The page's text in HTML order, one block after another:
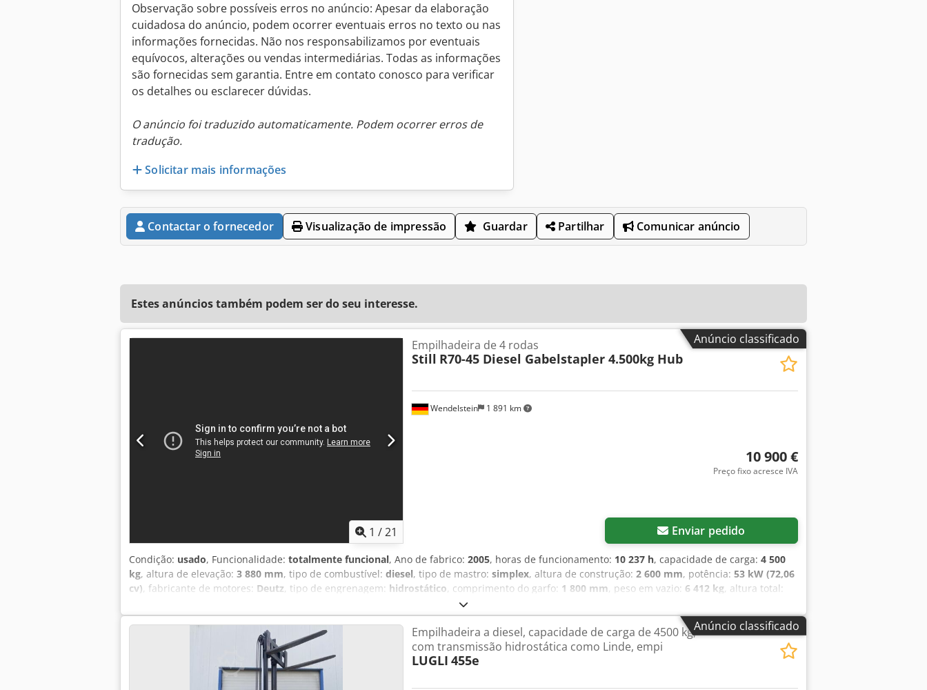
Observação sobre possíveis erros no anúncio: Apesar da elaboração
cuidadosa do anúncio, podem ocorrer eventuais erros no texto ou nas
informações fornecidas. Não nos responsabilizamos por eventuais
equívocos, alterações ou vendas intermediárias. Todas as informações
são fornecidas sem garantia. Entre em contato conosco para verificar
os detalhes ou esclarecer dúvidas.
O anúncio foi traduzido automaticamente. Podem ocorrer erros de
tradução.
Solicitar mais informações
Contactar o fornecedor Visualização de impressão Guardar Partilhar Comunicar anúncio
Estes anúncios também podem ser do seu interesse.
Anúncio classificado
1 /21
Wendelstein 1 891 km
Empilhadeira de 4 rodas
Still R70-45 Diesel Gabelstapler 4.500kg Hub
10 900 €
Preço fixo acresce IVA
Enviar pedido
Condição: usado, Funcionalidade: totalmente funcional, Ano de fabrico: 2005, horas de funcionamento: 10 237 h, capacidade de carga: 4 500
kg, altura de elevação: 3 880 mm, tipo de combustível: diesel, tipo de mastro: simplex, altura de construção: 2 600 mm, potência: 53 kW (72,06
cv), fabricante de motores: Deutz, tipo de engrenagem: hidrostático, comprimento do garfo: 1 800 mm, peso em vazio: 6 412 kg, altura total:
acoplamento de reboque, cabina, deslocamento lateral, garfos para
paletes, iluminação, lança ajustável, protetor frontal, Empilhadeira: Dcodpswqc Tbjfx Aanjk + Marca: Still + Modelo: R70 45 + Ano de
fabricação: 2005 + 10.237 horas de operação + Motor Deutz Diesel, BF 4M 1012 E, 72CV + Peso operacional: 6.412kg + Capacidade de elevação:
4.500kg + Altura de construção: 260cm + Comprimento dos garfos: 180cm + Altura de elevação: 388cm + Deslocador lateral + Ajuste hidráulico
das lâminas + Cabine fechada com aquecimento e faróis de trabalho + Giroflex amarelo + Empilhadeira de primeiro dono Receba todos os
veículos recém-anunciados por e-mail – inscreva-se na nossa NEWSLETTER! Reservamo-nos o direito de erros e de venda prévia!
Anúncio classificado
Empilhadeira a diesel, capacidade de carga de 4500 kg,
com transmissão hidrostática como Linde, empi
LUGLI 455e